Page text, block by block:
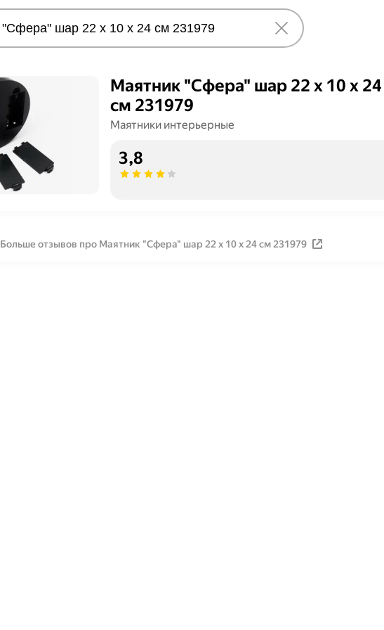
Маятник "Сфера" шар 22 х 10 х 24
см 231979
Маятники интерьерные
3,8
Больше отзывов про Маятник "Сфера" шар 22 х 10 х 24 см 231979